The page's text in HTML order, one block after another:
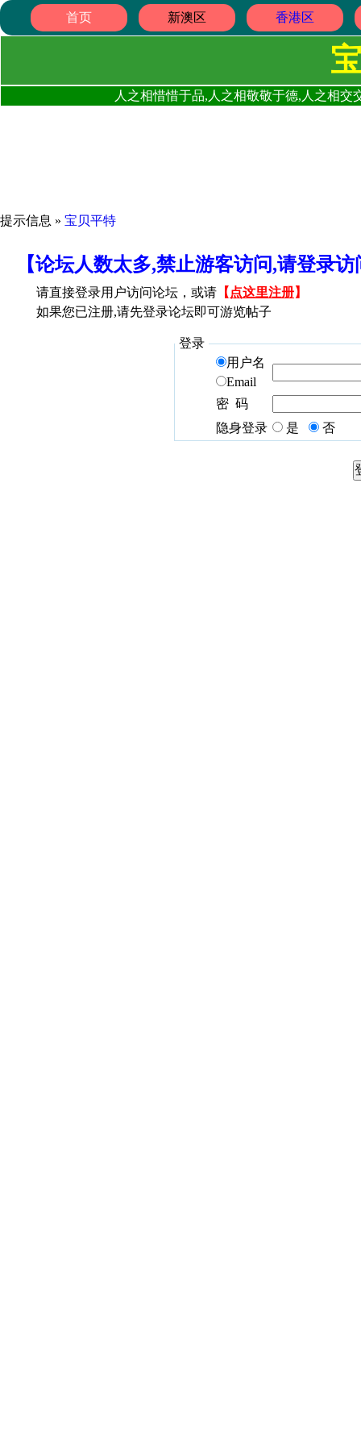
首页 新澳区 香港区
人之相惜惜于品,人之相敬敬于德,人之相
提示信息 » 宝贝平特
【论坛人数太多,禁止游客访问,请登录
请直接登录用户访问论坛，或请 【 点这里注册】
如果您已注册,请先登录论坛即可游览帖子
登录
用户名
Email
密 码
隐身登录
是 否